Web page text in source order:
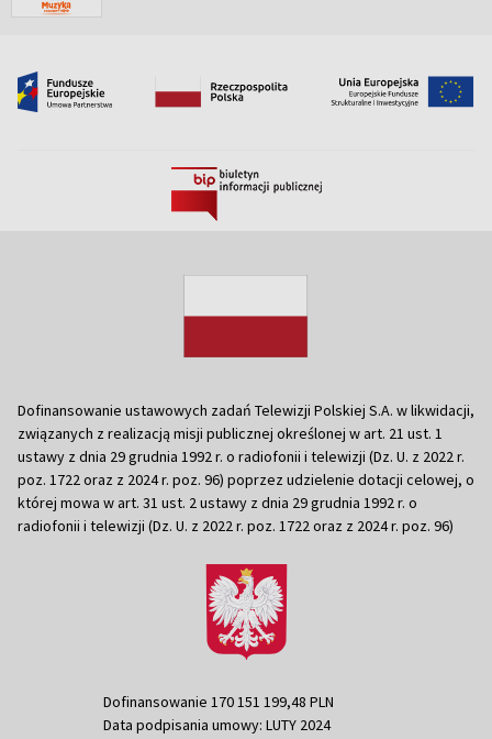
Dofinansowanie ustawowych zadań Telewizji Polskiej S.A. w likwidacji,
związanych z realizacją misji publicznej określonej w art. 21 ust. 1
ustawy z dnia 29 grudnia 1992 r. o radiofonii i telewizji (Dz. U. z 2022 r.
poz. 1722 oraz z 2024 r. poz. 96) poprzez udzielenie dotacji celowej, o
której mowa w art. 31 ust. 2 ustawy z dnia 29 grudnia 1992 r. o
radiofonii i telewizji (Dz. U. z 2022 r. poz. 1722 oraz z 2024 r. poz. 96)
Dofinansowanie 170 151 199,48 PLN
Data podpisania umowy: LUTY 2024